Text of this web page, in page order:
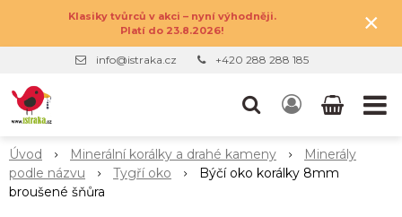
Klasiky tvůrců v akci – nyní výhodněji.
Platí do 23.8.2026!
×
info@istraka.cz +420 288 288 185
Úvod Minerální korálky a drahé kameny
Minerály
podle názvu
Tygří oko
Býčí oko korálky 8mm
broušené šňůra